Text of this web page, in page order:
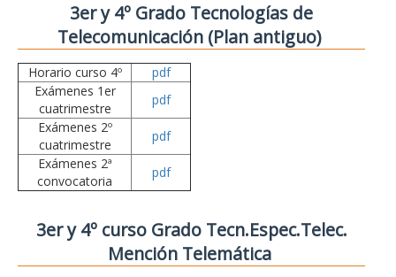
3er y 4º Grado Tecnologías de
Telecomunicación (Plan antiguo)
Horario curso 4º
pdf
Exámenes 1er
cuatrimestre
pdf
Exámenes 2º
cuatrimestre
pdf
Exámenes 2ª
convocatoria
pdf
3er y 4º curso Grado Tecn.Espec.Telec.
Mención Telemática